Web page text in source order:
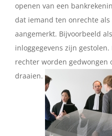
openen van een
dat iemand ten onrechte
aangemerkt. Bijvoorbeeld
inloggegevens zijn
rechter worden gedwongen
draaien.